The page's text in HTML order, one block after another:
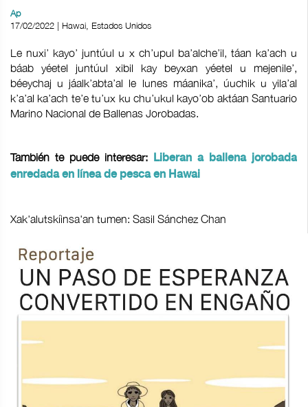
Ap
17/02/2022 | Hawai, Estados Unidos
Le nuxi’ kayo’ juntúul u x ch’upul ba’alche’il, táan ka’ach u
báab yéetel juntúul xibil kay beyxan yéetel u mejenile’,
béeychaj u jáalk’abta’al le lunes máanika’, úuchik u yila’al
k’a’al ka’ach te’e tu’ux ku chu’ukul kayo’ob aktáan Santuario
Marino Nacional de Ballenas Jorobadas.
También te puede interesar:
Liberan a ballena jorobada
enredada en línea de pesca en Hawai
Xak'alutskíinsa'an tumen: Sasil Sánchez Chan